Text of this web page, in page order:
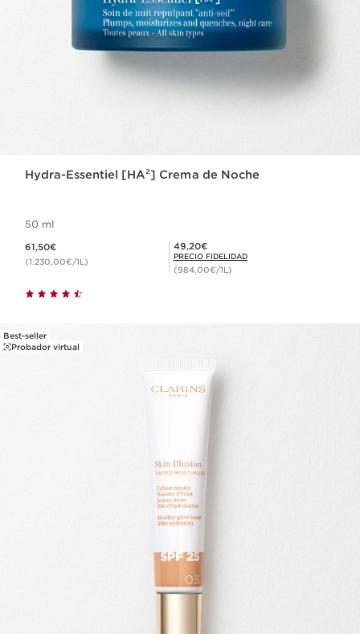
Hydra-Essentiel [HA²] Crema de Noche
50 ml
61,50€
(1.230,00€/1L)
Precio Fidelidad 49,20€
49,20€
PRECIO FIDELIDAD
(984,00€/1L)
Best-seller
Probador virtual